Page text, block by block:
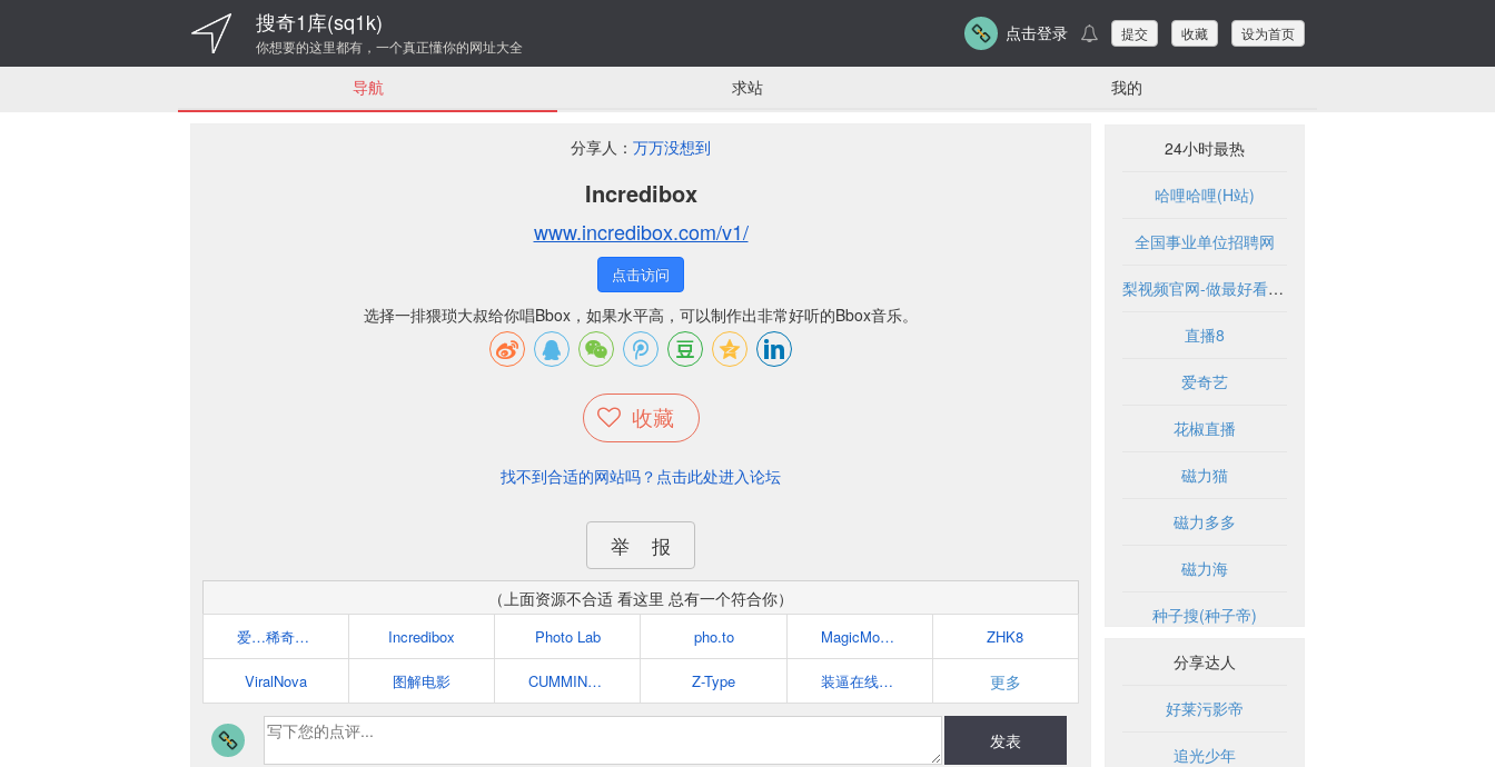
搜奇1库(sq1k)
你想要的这里都有，一个真正懂你的网址大全
点击登录 提交 收藏 设为首页
导航 求站 我的
分享人： 万万没想到
Incredibox
www.incredibox.com/v1/
点击访问
选择一排猥琐大叔给你唱Bbox，如果水平高，可以制作出非常好听的Bbox音乐。
收藏
找不到合适的网站吗？点击此处进入论坛
举 报
（上面资源不合适 看这里 总有一个符合你）
爱…稀奇~{新鲜:科技:创意:有趣} Incredibox Photo Lab pho.to MagicMovieSorter ZHK8
ViralNova 图解电影 CUMMING OR DRUMMING? Z-Type 装逼在线生成器 更多
发表
24小时最热
哈哩哈哩(H站)
全国事业单位招聘网
梨视频官网-做最好看的资讯短视频-Pear Video
直播8
爱奇艺
花椒直播
磁力猫
磁力多多
磁力海
种子搜(种子帝)
分享达人
好莱污影帝
追光少年